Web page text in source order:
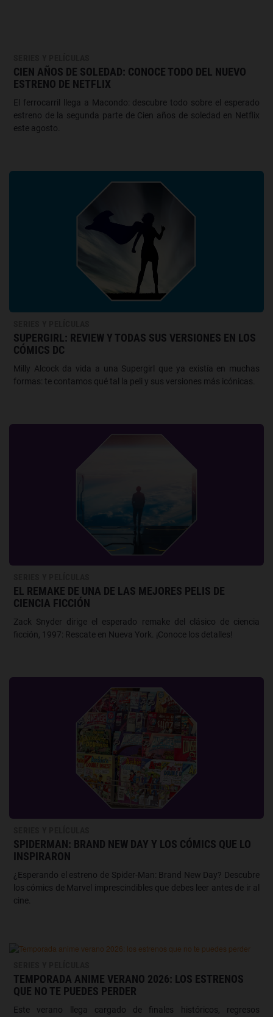
CIEN AÑOS DE SOLEDAD: CONOCE TODO DEL NUEVO
ESTRENO DE NETFLIX
El ferrocarril llega a Macondo: descubre todo sobre el esperado
estreno de la segunda parte de Cien años de soledad en Netflix
este agosto.
SUPERGIRL: REVIEW Y TODAS SUS VERSIONES EN LOS
CÓMICS DC
Milly Alcock da vida a una Supergirl que ya existía en muchas
formas: te contamos qué tal la peli y sus versiones más icónicas.
EL REMAKE DE UNA DE LAS MEJORES PELIS DE
CIENCIA FICCIÓN
Zack Snyder dirige el esperado remake del clásico de ciencia
ficción, 1997: Rescate en Nueva York. ¡Conoce los detalles!
SPIDERMAN: BRAND NEW DAY Y LOS CÓMICS QUE LO
INSPIRARON
¿Esperando el estreno de Spider-Man: Brand New Day? Descubre
los cómics de Marvel imprescindibles que debes leer antes de ir al
cine.
TEMPORADA ANIME VERANO 2026: LOS ESTRENOS
QUE NO TE PUEDES PERDER
Este verano llega cargado de finales históricos, regresos